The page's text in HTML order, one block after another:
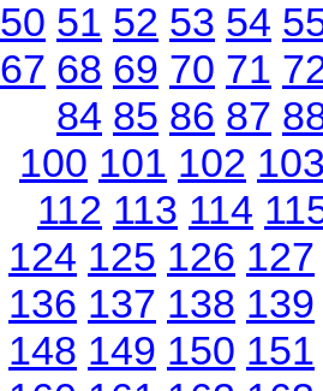
50 51 52 53 54
67 68 69 70 71
84 85 86 87
100 101 102
112 113 114
124 125 126 127
136 137 138 139
148 149 150 151